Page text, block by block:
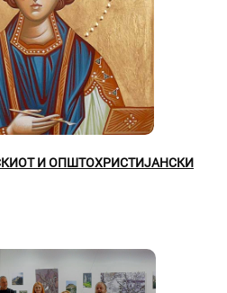
И ОПШТОХРИСТИЈАНСКИ